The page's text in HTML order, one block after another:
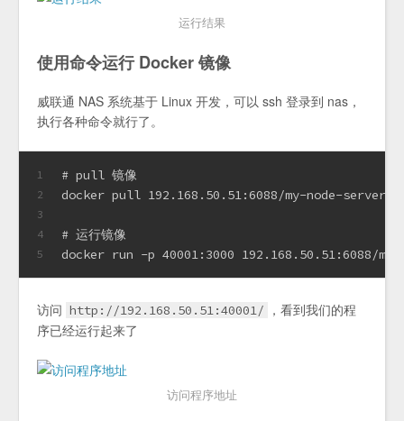
运行结果
使用命令运行 Docker 镜像
威联通 NAS 系统基于 Linux 开发，可以 ssh 登录到 nas，
执行各种命令就行了。
1
2
3
4
5
# pull 镜像
docker pull 192.168.50.51:6088/my-node-
# 运行镜像
docker run -p 40001:3000 192.168.50.51:6088/
访问 http://192.168.50.51:40001/
，看到我们的程
序已经运行起来了
访问程序地址